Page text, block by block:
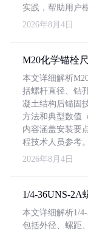
实践，帮助用户
2026年8月4日
M20化学锚栓
本文详细解析
括螺杆直径、钻
凝土结构后锚固
方法和典型数值
内容涵盖安装要
程技术人员参考。
2026年8月4日
1/4-36UNS-2A
本文详细解析1/
包括外径、螺距